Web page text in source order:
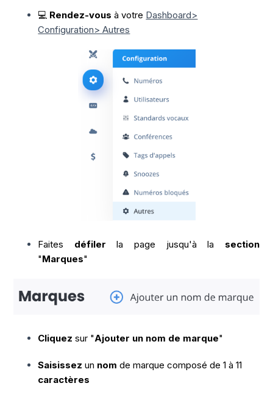
💻 Rendez-vous à votre Dashboard>
Configuration> Autres
Faites défiler la page jusqu'à la section
"Marques"
Cliquez sur "Ajouter un nom de marque"
Saisissez un nom de marque composé de 1 à 11
caractères